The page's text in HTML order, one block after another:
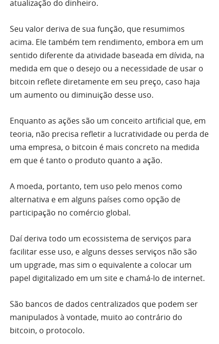
atualização do dinheiro.
Seu valor deriva de sua função, que resumimos
acima. Ele também tem rendimento, embora em um
sentido diferente da atividade baseada em dívida, na
medida em que o desejo ou a necessidade de usar o
bitcoin reflete diretamente em seu preço, caso haja
um aumento ou diminuição desse uso.
Enquanto as ações são um conceito artificial que, em
teoria, não precisa refletir a lucratividade ou perda de
uma empresa, o bitcoin é mais concreto na medida
em que é tanto o produto quanto a ação.
A moeda, portanto, tem uso pelo menos como
alternativa e em alguns países como opção de
participação no comércio global.
Daí deriva todo um ecossistema de serviços para
facilitar esse uso, e alguns desses serviços não são
um upgrade, mas sim o equivalente a colocar um
papel digitalizado em um site e chamá-lo de internet.
São bancos de dados centralizados que podem ser
manipulados à vontade, muito ao contrário do
bitcoin, o protocolo.